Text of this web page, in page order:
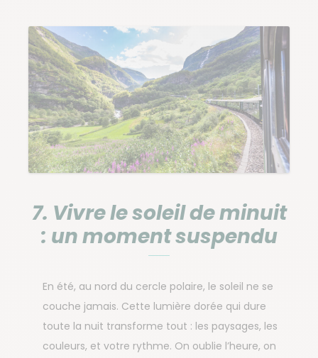
7. Vivre le soleil de minuit
: un moment suspendu
En été, au nord du cercle polaire, le soleil ne se
couche jamais. Cette lumière dorée qui dure
toute la nuit transforme tout : les paysages, les
couleurs, et votre rythme. On oublie l’heure, on